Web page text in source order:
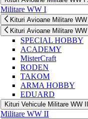
Militare WW I
Kituri Avioane Militare WW I
Kituri Avioane Militare WW I
SPECIAL HOBBY
ACADEMY
MisterCraft
RODEN
TAKOM
ARMA HOBBY
EDUARD
Kituri Vehicule Militare WW II
Militare WW II